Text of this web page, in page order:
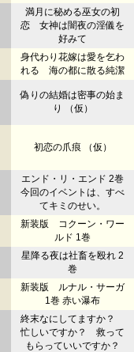
満月に秘める巫女の初
恋 女神は闇夜の淫儀を
好みて
身代わり花嫁は愛を乞わ
れる 海の都に散る純潔
偽りの結婚は密事の始ま
り （仮）
初恋の爪痕 （仮）
エンド・リ・エンド 2巻
今回のイベントは、すべ
てキミのせい。
新装版 コクーン・ワー
ルド 1巻
星降る夜は社畜を殴れ 2
巻
新装版 ルナル・サーガ
1巻 赤い瀑布
終末なにしてますか？
忙しいですか？ 救って
もらっていいですか？